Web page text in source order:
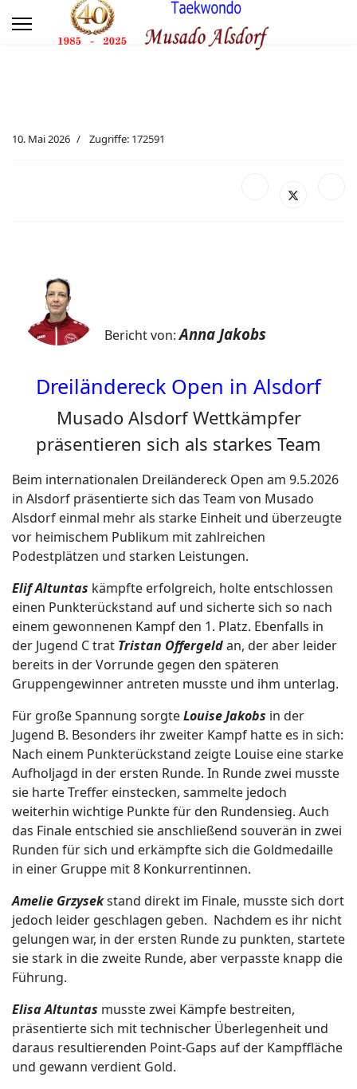
10. Mai 2026 Zugriffe: 172591
Bericht von:Anna Jakobs
Dreiländereck Open in Alsdorf
Musado Alsdorf Wettkämpfer
präsentieren sich als starkes Team
Beim internationalen Dreiländereck Open am 9.5.2026
in Alsdorf präsentierte sich das Team von Musado
Alsdorf einmal mehr als starke Einheit und überzeugte
vor heimischem Publikum mit zahlreichen
Podestplätzen und starken Leistungen.
Elif Altuntas kämpfte erfolgreich, holte entschlossen
einen Punkterückstand auf und sicherte sich so nach
einem gewonnenen Kampf den 1. Platz. Ebenfalls in
der Jugend C trat Tristan Offergeldan, der aber leider
bereits in der Vorrunde gegen den späteren
Gruppengewinner antreten musste und ihm unterlag.
Für große Spannung sorgteLouise Jakobs in der
Jugend B. Besonders ihr zweiter Kampf hatte es in sich:
Nach einem Punkterückstand zeigte Louise eine starke
Aufholjagd in der ersten Runde. In Runde zwei musste
sie harte Treffer einstecken, sammelte jedoch
weiterhin wichtige Punkte für den Rundensieg. Auch
das Finale entschied sie anschließend souverän in zwei
Runden für sich und erkämpfte sich die Goldmedaille
in einer Gruppe mit 8 Konkurrentinnen.
Amelie Grzysekstand direkt im Finale, musste sich dort
jedoch leider geschlagen geben. Nachdem es ihr nicht
gelungen war, in der ersten Runde zu punkten, startete
sie stark in die zweite Runde, aber verpasste knapp die
Führung.
Elisa Altuntas musste zwei Kämpfe bestreiten,
präsentierte sich mit technischer Überlegenheit und
daraus resultierenden Point-Gaps auf der Kampffläche
und gewann verdient Gold.